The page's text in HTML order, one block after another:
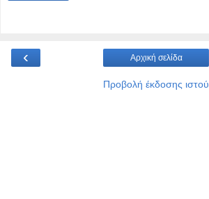
‹ Αρχική σελίδα
Προβολή έκδοσης ιστού